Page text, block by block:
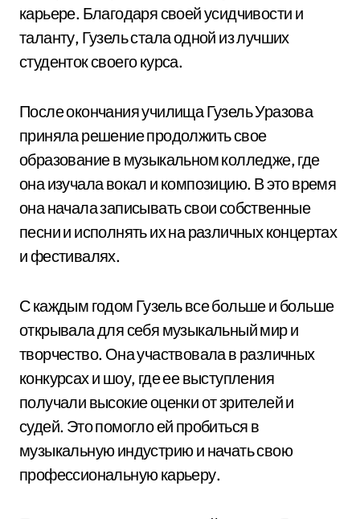
карьере. Благодаря своей усидчивости и
таланту, Гузель стала одной из лучших
студенток своего курса.
После окончания училища Гузель Уразова
приняла решение продолжить свое
образование в музыкальном колледже, где
она изучала вокал и композицию. В это время
она начала записывать свои собственные
песни и исполнять их на различных концертах
и фестивалях.
С каждым годом Гузель все больше и больше
открывала для себя музыкальный мир и
творчество. Она участвовала в различных
конкурсах и шоу, где ее выступления
получали высокие оценки от зрителей и
судей. Это помогло ей пробиться в
музыкальную индустрию и начать свою
профессиональную карьеру.